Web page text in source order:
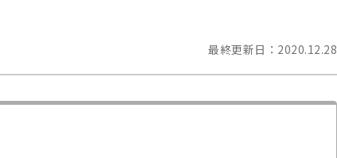
最終更新日： 2020.12.28